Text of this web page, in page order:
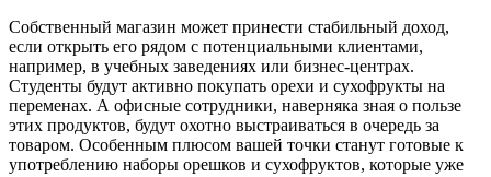
Собственный магазин может принести стабильный доход,
если открыть его рядом с потенциальными клиентами,
например, в учебных заведениях или бизнес-центрах.
Студенты будут активно покупать орехи и сухофрукты на
переменах. А офисные сотрудники, наверняка зная о пользе
этих продуктов, будут охотно выстраиваться в очередь за
товаром. Особенным плюсом вашей точки станут готовые к
употреблению наборы орешков и сухофруктов, которые уже